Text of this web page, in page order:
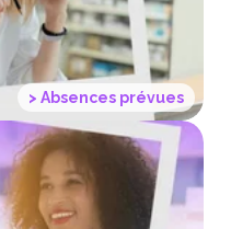
> Absences prévues